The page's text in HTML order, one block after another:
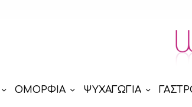
ΟΜΟΡΦΙΑ ΨΥΧΑΓΩΓΙΑ